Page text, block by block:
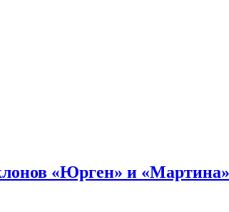
«Юрген» и «Мартина»